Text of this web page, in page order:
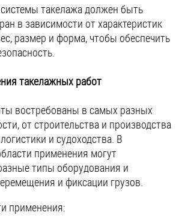
такелажа должен быть
в зависимости от характеристик
размер и форма, чтобы обеспечить
такелажных работ
востребованы в самых разных
от строительства и производства
и судоходства. В
применения могут
типы оборудования и
и фиксации грузов.
применения: